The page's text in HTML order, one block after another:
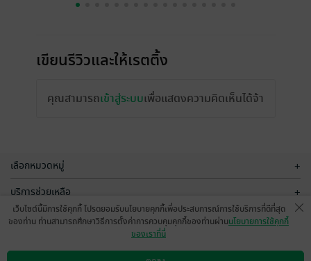
เขียนรีวิวและให้เรตติ้ง
คุณสามารถเข้าสู่ระบบเพื่อแสดงความคิดเห็นได้จ้า
เลือกหมวดหมู่ +
บริการช่วยเหลือ +
เกี่ยวกับเรา
เว็บไซต์นี้มีการใช้คุกกี้ โปรดยอมรับนโยบายคุกกี้เพื่อประสบการณ์การใช้บริการที่ดีที่สุด
ของท่าน ท่านสามารถศึกษาวิธีการตั้งค่าการควบคุมคุกกี้ของท่านผ่านนโยบายการใช้คุกกี้
ของเราที่นี่